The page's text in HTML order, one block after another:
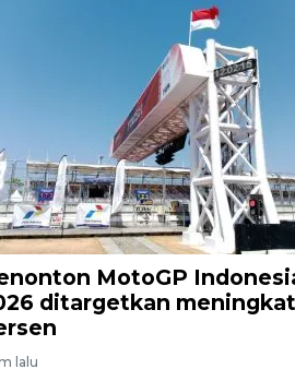
MotoGP
ditargetkan meningkat
lalu